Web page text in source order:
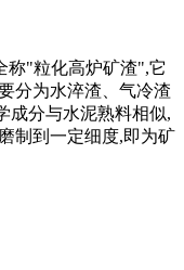
称"粒化高炉矿渣",它
分为水淬渣、气冷渣
成分与水泥熟料相似,
制到一定细度,即为矿